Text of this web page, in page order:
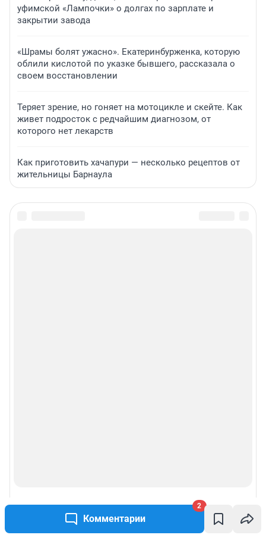
Комментарии
2
уфимской «Лампочки» о долгах по зарплате и
закрытии завода
«Шрамы болят ужасно». Екатеринбурженка, которую
облили кислотой по указке бывшего, рассказала о
своем восстановлении
Теряет зрение, но гоняет на мотоцикле и скейте. Как
живет подросток с редчайшим диагнозом, от
которого нет лекарств
Как приготовить хачапури — несколько рецептов от
жительницы Барнаула